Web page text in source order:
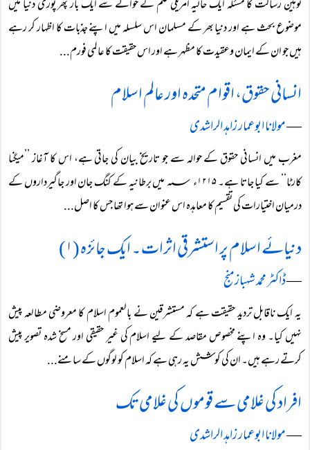
توہین رسالت کا مسئلہ ایک حالیہ امریکی فلم کے حوالے سے ایک بار پھر پوری دنیا میں
موضوع بحث ہے اور دنیا بھر کے مسلمان اس سلسلہ میں اپنے جذبات کا اظہار کر رہے
ہیں جو ان کے ایمان وعقیدت کا مظہر ہے اور اس حقیقت کا عالمی فورم...
انسانی حقوق، اقوام متحدہ اور عالم اسلام
―مولانا ابوعمار زاہد الراشدی
مغرب میں انسانی حقوق کے حوالہ سے جو تاریخ بیان کی جاتی ہے، اس کا آغاز ’’میگنا
کارٹا‘‘ سے کیا جاتا ہے۔ ۱۲۱۵ء ؁ میں برطانیہ کے کنگ جان اور جاگیرداروں کے
درمیان اختیارات کی تقسیم کا معاہدہ اس عنوان سے ہوا تھا جس کا اصل...
دنیائے اسلام پر استشرقی اثرات ۔ ایک جائزہ (۱)
―ڈاکٹر محمد شہباز منج
یہ ایک ناقابل تردید حقیقت ہے کہ مستشرقین نے بالعموم اسلام کا معروضی مطالعہ پیش
نہیں کیا۔ وہ اپنے مخصوص مقاصد کے لیے اسلام کی غیر حقیقی اور مسخ شدہ تصویر پیش
کرتے رہے ہیں۔ ان کی کوشش یہ رہی ہے کہ اسلام کو لوگوں کے سامنے...
افراد کی غلامی سے قوموں کی غلامی تک
―مولانا ابوعمار زاہد الراشدی